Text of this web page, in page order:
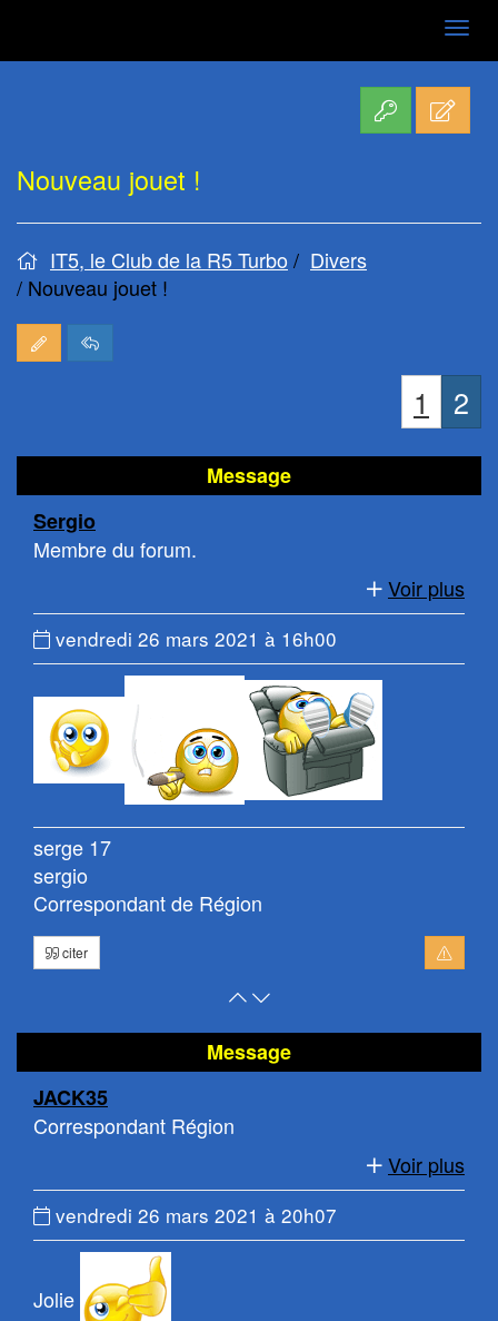
contenu
Nouveau jouet !
IT5, le Club de la R5 Turbo
Divers
Nouveau jouet !
1 2
Message
Sergio
Membre du forum.
Voir plus
Date
du
message
vendredi 26 mars 2021 à 16h00
serge 17
sergio
Correspondant de Région
citer
Retour
haut
de
Atteindre
bas
de
Message
JACK35
Correspondant Région
Voir plus
Date
du
vendredi 26 mars 2021 à 20h07
Jolie